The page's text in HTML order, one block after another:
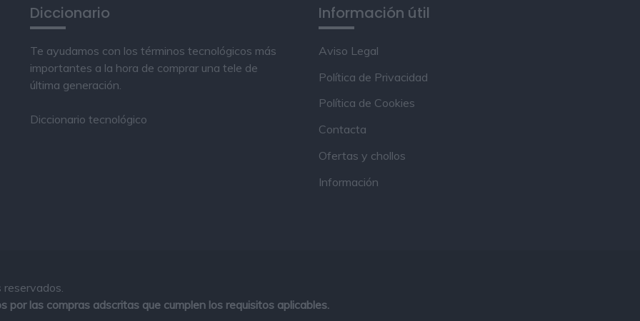
Diccionario
Te ayudamos con los términos tecnológicos más
importantes a la hora de comprar una tele de
última generación.
Diccionario tecnológico
Información útil
Aviso Legal
Política de Privacidad
Política de Cookies
Contacta
Ofertas y chollos
Información
las compras adscritas que cumplen los requisitos aplicables.